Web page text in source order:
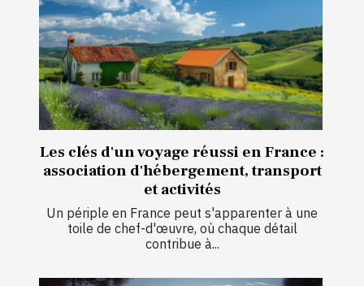
Les clés d'un voyage réussi en France :
association d'hébergement, transport
et activités
Un périple en France peut s'apparenter à une
toile de chef-d'œuvre, où chaque détail
contribue à...